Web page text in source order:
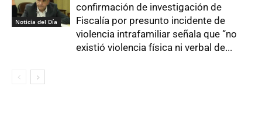
Noticia del Día
confirmación de investigación de
Fiscalía por presunto incidente de
violencia intrafamiliar señala que “no
existió violencia física ni verbal de...